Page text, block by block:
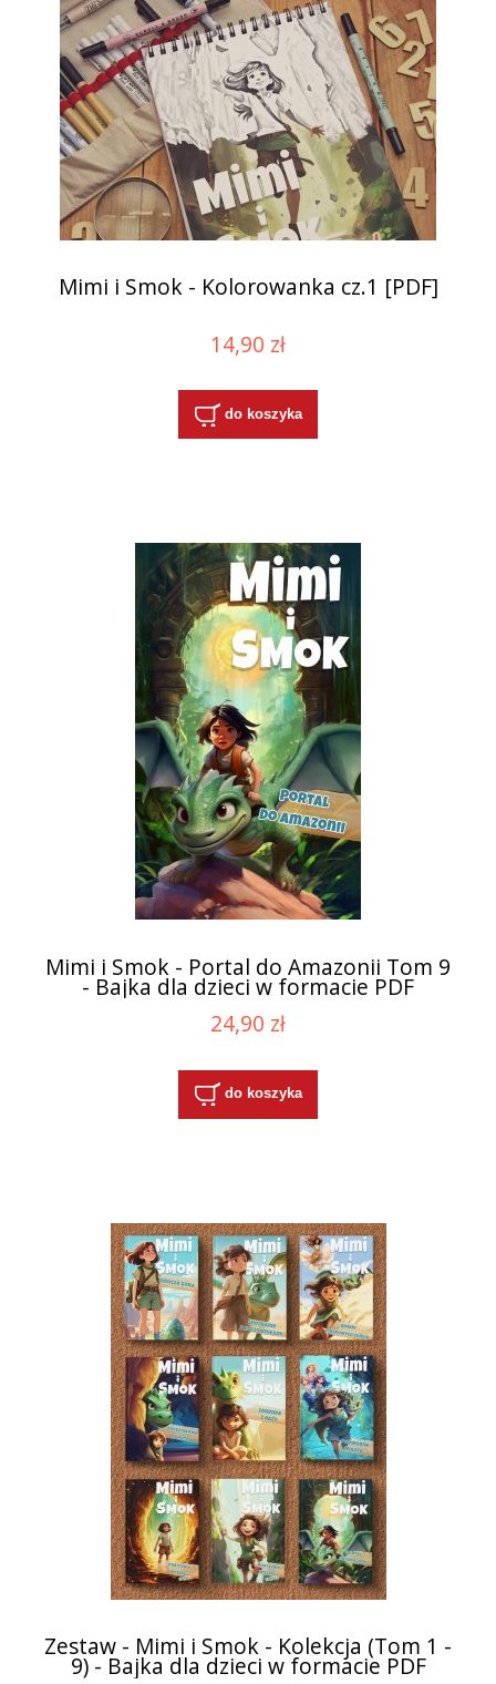
Mimi i Smok - Kolorowanka cz.1 [PDF]
14,90 zł
do koszyka
Mimi i Smok - Portal do Amazonii Tom 9
- Bajka dla dzieci w formacie PDF
24,90 zł
do koszyka
Zestaw - Mimi i Smok - Kolekcja (Tom 1 -
9) - Bajka dla dzieci w formacie PDF